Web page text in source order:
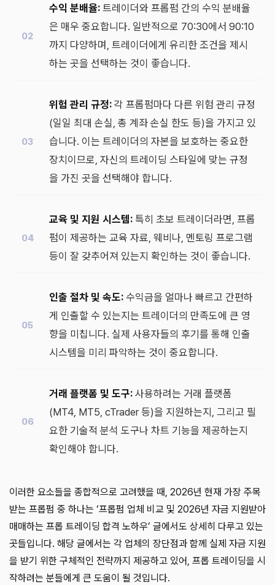
수익 분배율: 트레이더와 프롭펌 간의 수익 분배율
은 매우 중요합니다. 일반적으로 70:30에서 90:10
까지 다양하며, 트레이더에게 유리한 조건을 제시
하는 곳을 선택하는 것이 좋습니다.
위험 관리 규정: 각 프롭펌마다 다른 위험 관리 규정
(일일 최대 손실, 총 계좌 손실 한도 등)을 가지고 있
습니다. 이는 트레이더의 자본을 보호하는 중요한
장치이므로, 자신의 트레이딩 스타일에 맞는 규정
을 가진 곳을 선택해야 합니다.
교육 및 지원 시스템: 특히 초보 트레이더라면, 프롭
펌이 제공하는 교육 자료, 웨비나, 멘토링 프로그램
등이 잘 갖추어져 있는지 확인하는 것이 좋습니다.
인출 절차 및 속도: 수익금을 얼마나 빠르고 간편하
게 인출할 수 있는지는 트레이더의 만족도에 큰 영
향을 미칩니다. 실제 사용자들의 후기를 통해 인출
시스템을 미리 파악하는 것이 중요합니다.
거래 플랫폼 및 도구: 사용하려는 거래 플랫폼
(MT4, MT5, cTrader 등)을 지원하는지, 그리고 필
요한 기술적 분석 도구나 차트 기능을 제공하는지
확인해야 합니다.
이러한 요소들을 종합적으로 고려했을 때, 2026년 현재 가장 주목
받는 프롭펌 중 하나는 ‘프롭펌 업체 비교 및 2026년 자금 지원받아
매매하는 프롭 트레이딩 합격 노하우’ 글에서도 상세히 다루고 있는
곳들입니다. 해당 글에서는 각 업체의 장단점과 함께 실제 자금 지원
을 받기 위한 구체적인 전략까지 제공하고 있어, 프롭 트레이딩을 시
작하려는 분들에게 큰 도움이 될 것입니다.